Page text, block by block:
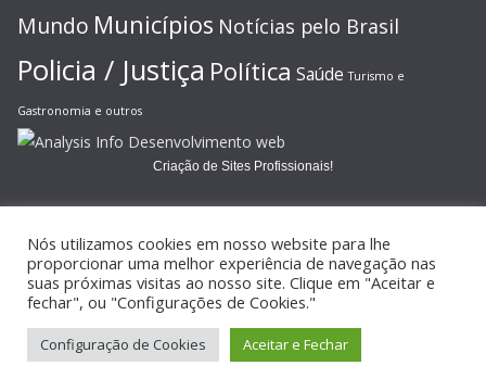
Mundo Municípios Notícias pelo Brasil
Policia / Justiça Política Saúde Turismo e
Gastronomia e outros
Criação de Sites Profissionais!
Copyright © 2026JORNAL GAZETA ONLINE
reservados.
Tema:ColorMagpor ThemeGrill. Powered by
Nós utilizamos cookies em nosso website para lhe
proporcionar uma melhor experiência de navegação nas
suas próximas visitas ao nosso site. Clique em "Aceitar e
fechar", ou "Configurações de Cookies."
Configuração de Cookies Aceitar e Fechar